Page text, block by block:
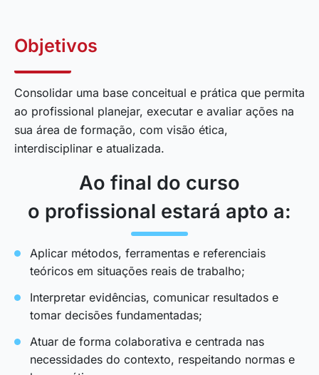
Objetivos
Consolidar uma base conceitual e prática que permita
ao profissional planejar, executar e avaliar ações na
sua área de formação, com visão ética,
interdisciplinar e atualizada.
Ao final do curso
o profissional estará apto a:
Aplicar métodos, ferramentas e referenciais
teóricos em situações reais de trabalho;
Interpretar evidências, comunicar resultados e
tomar decisões fundamentadas;
Atuar de forma colaborativa e centrada nas
necessidades do contexto, respeitando normas e